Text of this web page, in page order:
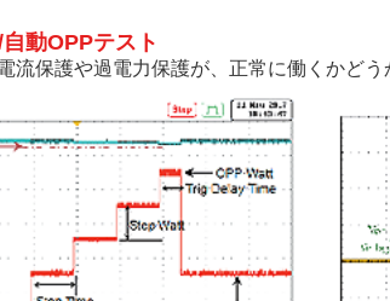
動OPPテスト
流保護や過電力保護が、正常に働くかど